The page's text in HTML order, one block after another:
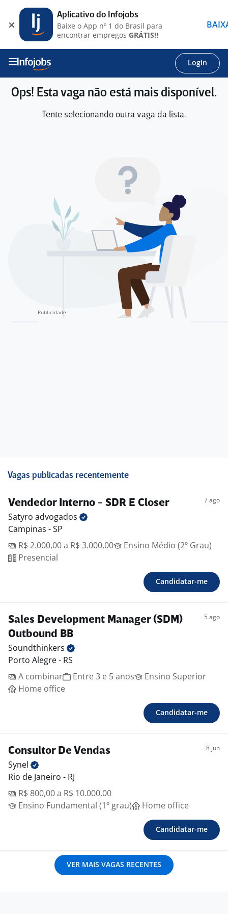
Login
Ops! Esta vaga não está mais disponível.
Tente selecionando outra vaga da lista.
Vagas publicadas recentemente
Vendedor Interno - SDR E Closer 7 ago
Satyro advogados
Campinas - SP
R$ 2.000,00 a R$ 3.000,00
Ensino Médio (2º Grau)
Presencial
Candidatar-me
Sales Development Manager (SDM)
Outbound BB
5 ago
Soundthinkers
Porto Alegre - RS
A combinar
Entre 3 e 5 anos
Ensino Superior
Home office
Candidatar-me
Consultor De Vendas 8 jun
Synel
Rio de Janeiro - RJ
R$ 800,00 a R$ 10.000,00
Ensino Fundamental (1º grau)
Home office
Candidatar-me
VER MAIS VAGAS RECENTES
Aplicativo do Infojobs
Baixe o App nº 1 do Brasil para
encontrar empregos GRÁTIS!!